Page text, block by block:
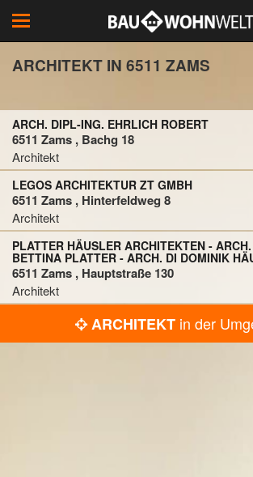
Toggle
navigation
ARCHITEKT IN 6511 ZAMS
ARCH. DIPL-ING. EHRLICH ROBERT
6511 Zams , Bachg 18
Architekt
LEGOS ARCHITEKTUR ZT GMBH
6511 Zams , Hinterfeldweg 8
Architekt
PLATTER HÄUSLER ARCHITEKTEN -
BETTINA PLATTER - ARCH. DI DOMINIK
6511 Zams , Hauptstraße 130
Architekt
ARCHITEKTin der